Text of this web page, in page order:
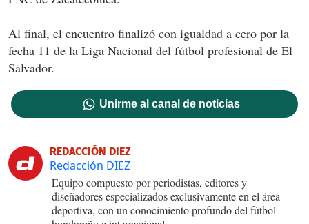
Al final, el encuentro finalizó con igualdad a cero por la
fecha 11 de la Liga Nacional del fútbol profesional de El
Salvador.
Unirme al canal de noticias
REDACCIÓN DIEZ
Redacción DIEZ
Equipo compuesto por periodistas, editores y
diseñadores especializados exclusivamente en el área
deportiva, con un conocimiento profundo del fútbol